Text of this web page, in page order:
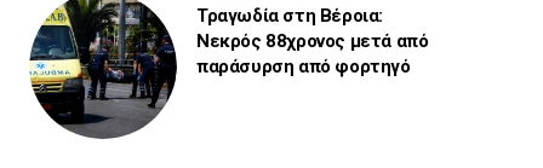
Τραγωδία στη Βέροια:
Νεκρός 88χρονος μετά από
παράσυρση από φορτηγό